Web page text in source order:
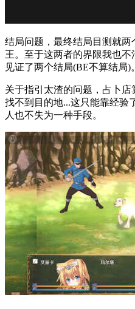
结局问题，最终结局目测就
王。至于这两者的界限我也
见证了两个结局(BE不算结局)。
关于指引太渣的问题，占卜店
找不到目的地...这只能靠经验
人也不失为一种手段。